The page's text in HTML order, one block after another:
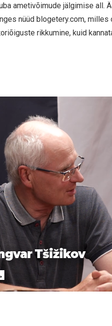
ametivõimude jälgimise all.
nüüd blogetery.com, milles
rikkumine, kuid
Tšižikov